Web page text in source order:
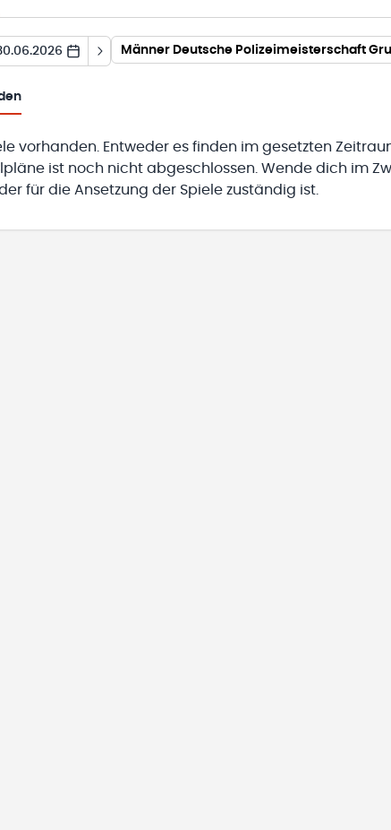
vorhanden. Entweder es finden im gesetzten
ist noch nicht abgeschlossen. Wende dich im
für die Ansetzung der Spiele zuständig ist.